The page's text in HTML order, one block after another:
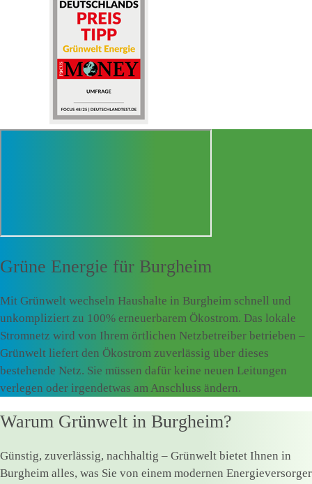
Grüne Energie für Burgheim
Mit Grünwelt wechseln Haushalte in Burgheim schnell und
unkompliziert zu 100% erneuerbarem Ökostrom. Das lokale
Stromnetz wird von Ihrem örtlichen Netzbetreiber betrieben –
Grünwelt liefert den Ökostrom zuverlässig über dieses
bestehende Netz. Sie müssen dafür keine neuen Leitungen
verlegen oder irgendetwas am Anschluss ändern.
Warum Grünwelt in Burgheim?
Günstig, zuverlässig, nachhaltig – Grünwelt bietet Ihnen in
Burgheim alles, was Sie von einem modernen Energieversorger